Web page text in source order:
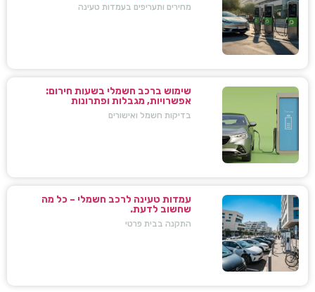
מחירים ותעריפים בעמדות טעינה
שימוש ברכב חשמלי בשעות חירום:
אפשרויות, מגבלות ופתרונות
בדיקות חשמל ואישורים
עמדות טעינה לרכב חשמלי – כל מה
שחשוב לדעת.
התקנה בבית פרטי